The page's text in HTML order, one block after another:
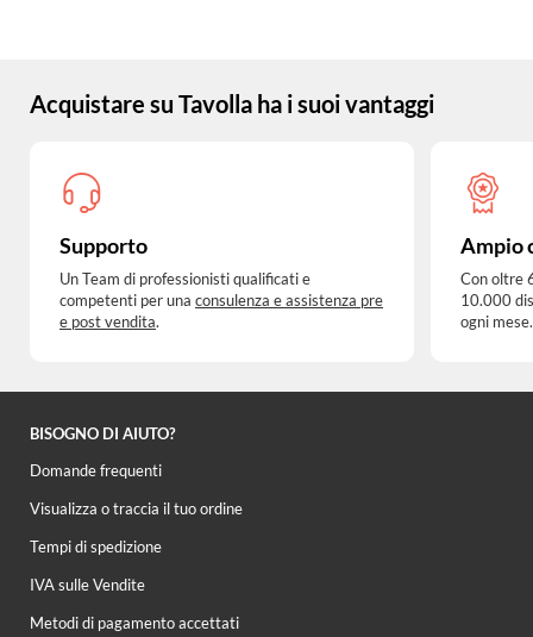
Acquistare su Tavolla ha i suoi vantaggi
Supporto
Un Team di professionisti qualificati e
competenti per una consulenza e assistenza pre
e post vendita.
Ampio
Con oltre
10.000
ogni mese.
BISOGNO DI AIUTO?
Domande frequenti
Visualizza o traccia il tuo ordine
Tempi di spedizione
IVA sulle Vendite
Metodi di pagamento accettati